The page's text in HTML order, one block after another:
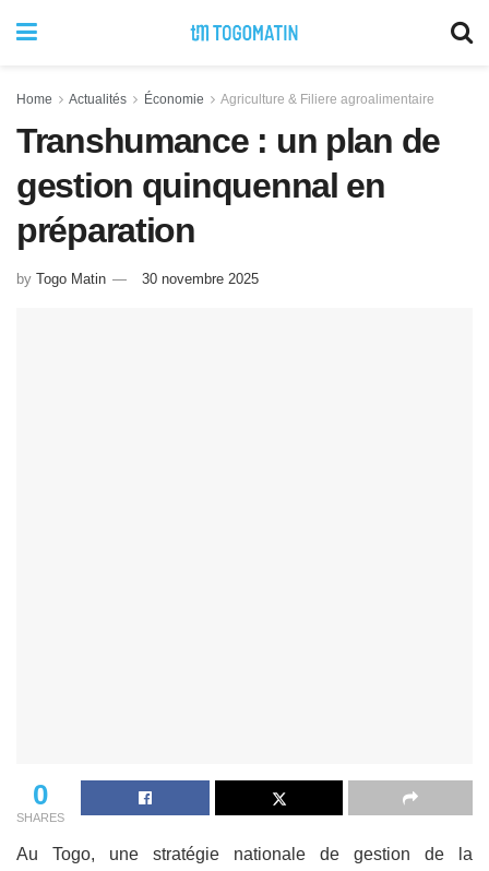
Home Actualités Économie Agriculture & Filiere agroalimentaire
Transhumance : un plan de
gestion quinquennal en
préparation
by Togo Matin 30 novembre 2025
0
SHARES
Au Togo, une stratégie nationale de gestion de la